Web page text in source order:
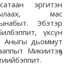
эргитэн
мас
Эбэтэр
үксүн
Аныгы дьоммут
Микиитэҕэ